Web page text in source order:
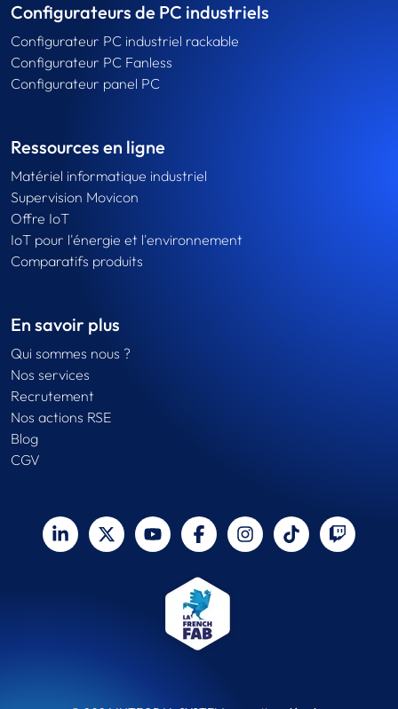
Configurateurs de PC industriels
Configurateur PC industriel rackable
Configurateur PC Fanless
Configurateur panel PC
Ressources en ligne
Matériel informatique industriel
Supervision Movicon
Offre IoT
IoT pour l'énergie et l'environnement
Comparatifs produits
En savoir plus
Qui sommes nous ?
Nos services
Recrutement
Nos actions RSE
Blog
CGV